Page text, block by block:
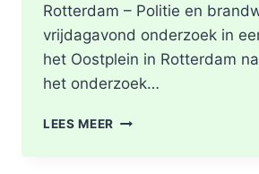
Rotterdam – Politie en
vrijdagavond onderzoek in
het Oostplein in Rotterdam
het onderzoek…
LEES MEER BRANDGERUCHT